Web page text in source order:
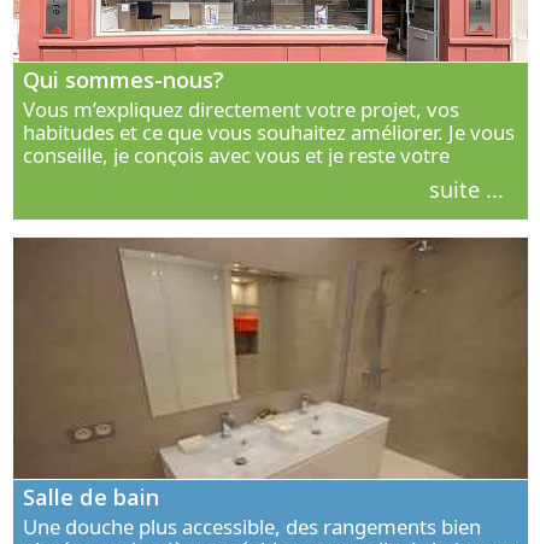
Qui sommes-nous?
Vous m’expliquez directement votre projet, vos
habitudes et ce que vous souhaitez améliorer. Je vous
conseille, je conçois avec vous et je reste votre
interlocuteur principal. Découvrez ma façon de vous
suite ...
Salle de bain
Une douche plus accessible, des rangements bien